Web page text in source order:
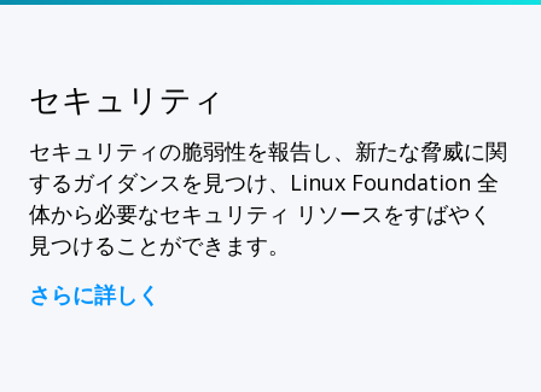
セキュリティ
セキュリティの脆弱性を報告し、新たな脅威に関
するガイダンスを見つけ、Linux Foundation 全
体から必要なセキュリティ リソースをすばやく
見つけることができます。
さらに詳しく